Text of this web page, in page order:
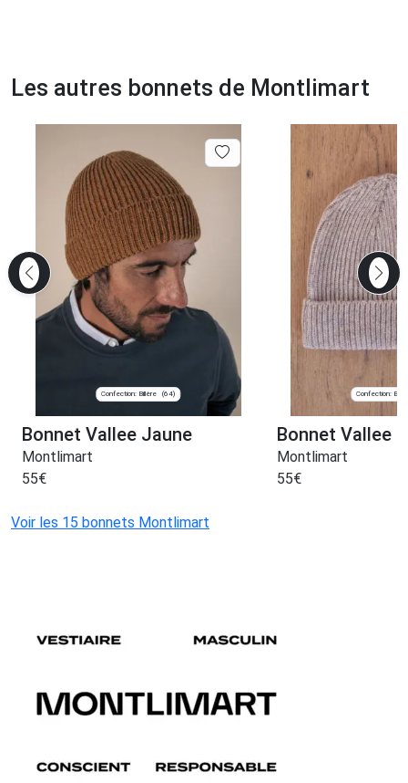
Les autres bonnets de Montlimart
Confection: Billère (64)
Bonnet Vallee Jaune
Montlimart
55€
Confection:
Bonnet Vallee
Montlimart
55€
Voir les 15 bonnets Montlimart